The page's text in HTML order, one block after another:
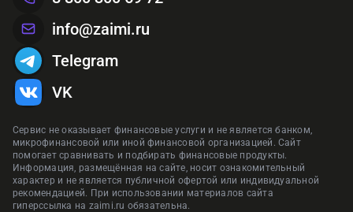
Сервис не оказывает финансовые услуги и не является банком,
микрофинансовой или иной финансовой организацией. Сайт
помогает сравнивать и подбирать финансовые продукты.
Информация, размещённая на сайте, носит ознакомительный
характер и не является публичной офертой или индивидуальной
рекомендацией. При использовании материалов сайта
гиперссылка на zaimi.ru обязательна.
info@zaimi.ru
Telegram
VK